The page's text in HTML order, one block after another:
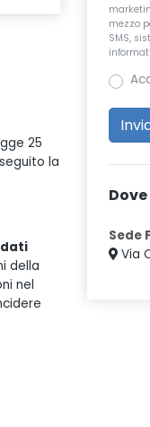
25
la
della
nel
mezzo
SMS,
Sede
Via